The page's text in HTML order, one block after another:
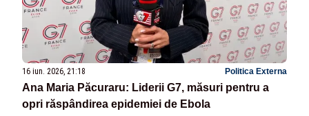
16 iun. 2026, 21:18 Politica Externa
Ana Maria Păcuraru: Liderii G7, măsuri pentru a
opri răspândirea epidemiei de Ebola